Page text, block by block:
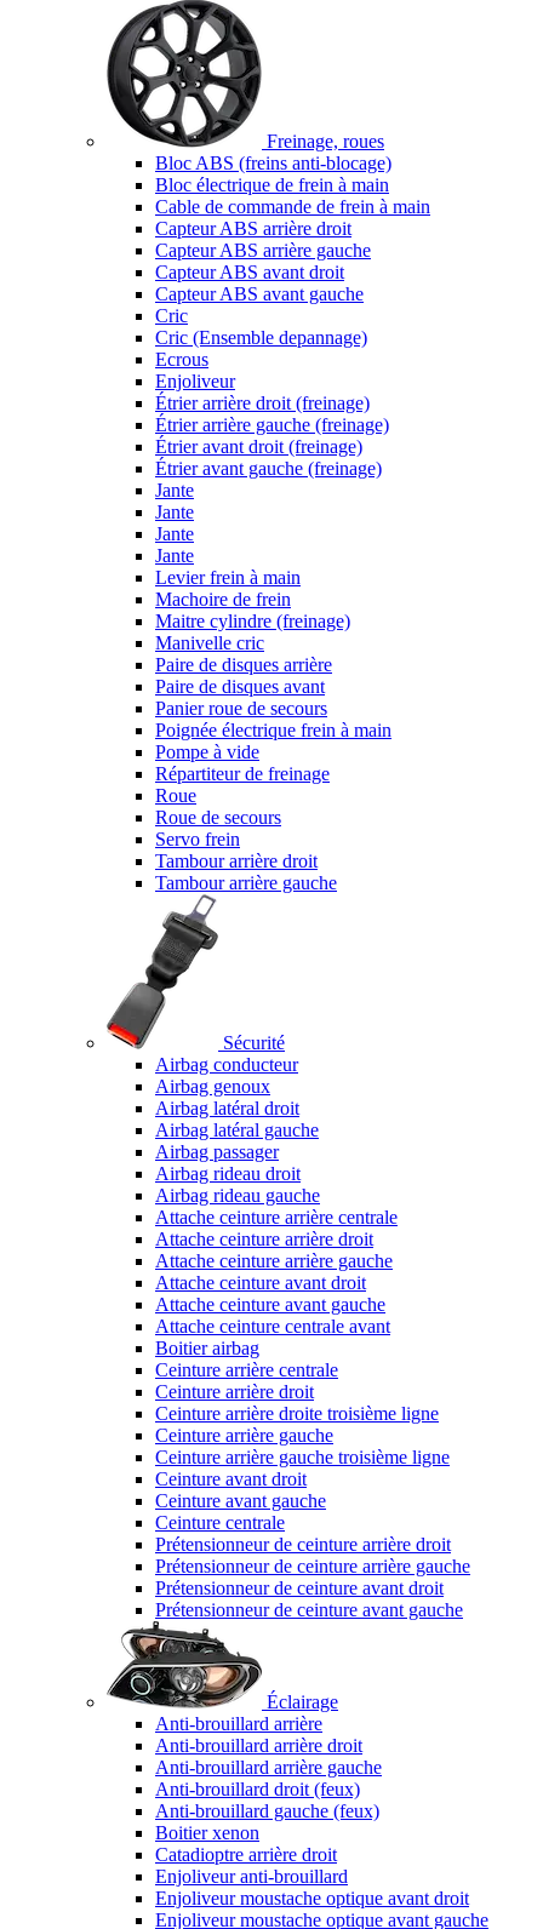
Freinage, roues
Bloc ABS (freins anti-blocage)
Bloc électrique de frein à main
Cable de commande de frein à main
Capteur ABS arrière droit
Capteur ABS arrière gauche
Capteur ABS avant droit
Capteur ABS avant gauche
Cric
Cric (Ensemble depannage)
Ecrous
Enjoliveur
Étrier arrière droit (freinage)
Étrier arrière gauche (freinage)
Étrier avant droit (freinage)
Étrier avant gauche (freinage)
Jante
Jante
Jante
Jante
Levier frein à main
Machoire de frein
Maitre cylindre (freinage)
Manivelle cric
Paire de disques arrière
Paire de disques avant
Panier roue de secours
Poignée électrique frein à main
Pompe à vide
Répartiteur de freinage
Roue
Roue de secours
Servo frein
Tambour arrière droit
Tambour arrière gauche
Sécurité
Airbag conducteur
Airbag genoux
Airbag latéral droit
Airbag latéral gauche
Airbag passager
Airbag rideau droit
Airbag rideau gauche
Attache ceinture arrière centrale
Attache ceinture arrière droit
Attache ceinture arrière gauche
Attache ceinture avant droit
Attache ceinture avant gauche
Attache ceinture centrale avant
Boitier airbag
Ceinture arrière centrale
Ceinture arrière droit
Ceinture arrière droite troisième ligne
Ceinture arrière gauche
Ceinture arrière gauche troisième ligne
Ceinture avant droit
Ceinture avant gauche
Ceinture centrale
Prétensionneur de ceinture arrière droit
Prétensionneur de ceinture arrière gauche
Prétensionneur de ceinture avant droit
Prétensionneur de ceinture avant gauche
Éclairage
Anti-brouillard arrière
Anti-brouillard arrière droit
Anti-brouillard arrière gauche
Anti-brouillard droit (feux)
Anti-brouillard gauche (feux)
Boitier xenon
Catadioptre arrière droit
Enjoliveur anti-brouillard
Enjoliveur moustache optique avant droit
Enjoliveur moustache optique avant gauche